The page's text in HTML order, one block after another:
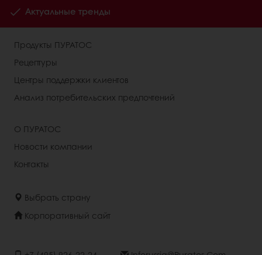
Актуальные тренды
Продукты ПУРАТОС
Рецептуры
Центры поддержки клиентов
Анализ потребительских предпочтений
О ПУРАТОС
Новости компании
Контакты
Выбрать страну
Корпоративный сайт